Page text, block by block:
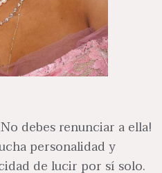
debes renunciar a ella!
personalidad y
de lucir por sí solo.